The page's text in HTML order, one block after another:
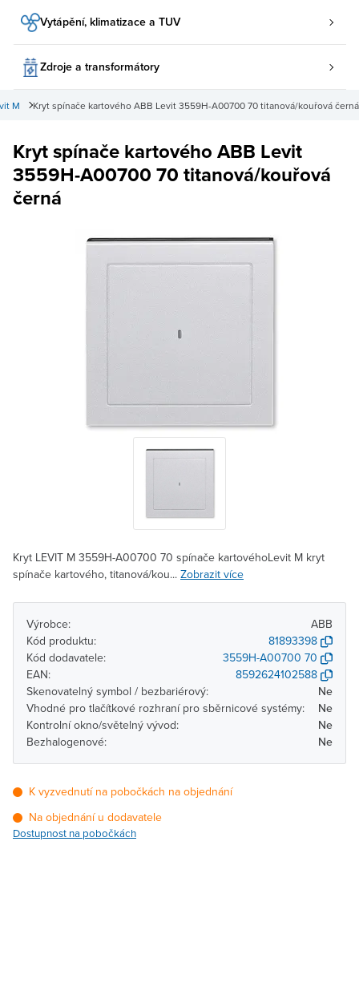
Vytápění, klimatizace a TUV
Zdroje a transformátory
Kryt spínače kartového ABB Levit 3559H-A00700 70 titanová/kouřová černá
M
Kryt spínače kartového ABB Levit
3559H-A00700 70 titanová/kouřová
černá
Kryt LEVIT M 3559H-A00700 70 spínače kartovéhoLevit M kryt
spínače kartového, titanová/kou... Zobrazit více
Výrobce:
ABB
Kód produktu:
81893398
Kód dodavatele:
3559H-A00700 70
EAN:
8592624102588
Skenovatelný symbol / bezbariérový:
Ne
Vhodné pro tlačítkové rozhraní pro sběrnicové systémy:
Ne
Kontrolní okno/světelný vývod:
Ne
Bezhalogenové:
Ne
K vyzvednutí na pobočkách na objednání
Na objednání u dodavatele
Dostupnost na pobočkách